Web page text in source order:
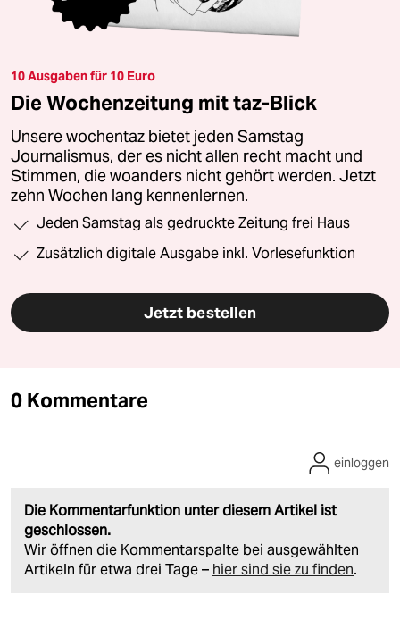
10 Ausgaben für 10 Euro
Die Wochenzeitung mit taz-Blick
Unsere wochentaz bietet jeden Samstag
Journalismus, der es nicht allen recht macht und
Stimmen, die woanders nicht gehört werden. Jetzt
zehn Wochen lang kennenlernen.
Jeden Samstag als gedruckte Zeitung frei Haus
Zusätzlich digitale Ausgabe inkl. Vorlesefunktion
Jetzt bestellen
0 Kommentare
Die Kommentarfunktion unter diesem Artikel ist
geschlossen.
Wir öffnen die Kommentarspalte bei ausgewählten
Artikeln für etwa drei Tage – hier sind sie zu finden.
einloggen